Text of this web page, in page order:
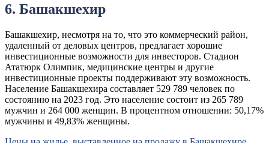
6. Башакшехир
Башакшехир, несмотря на то, что это коммерческий район,
удаленный от деловых центров, предлагает хорошие
инвестиционные возможности для инвесторов. Стадион
Ататюрк Олимпик, медицинские центры и другие
инвестиционные проекты поддерживают эту возможность.
Население Башакшехира составляет 529 789 человек по
состоянию на 2023 год. Это население состоит из 265 789
мужчин и 264 000 женщин. В процентном отношении: 50,17%
мужчины и 49,83% женщины.